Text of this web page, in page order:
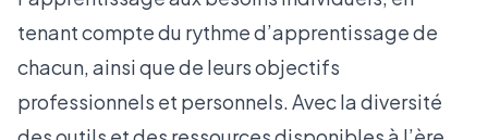
tenant compte du rythme d’apprentissage de
chacun, ainsi que de leurs objectifs
professionnels et personnels. Avec la diversité